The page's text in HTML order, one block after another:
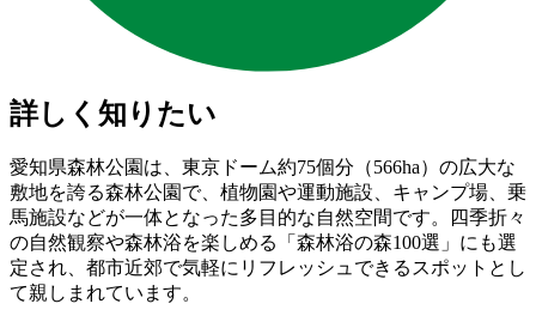
詳しく知りたい
愛知県森林公園は、東京ドーム約75個分（566ha）の広大な
敷地を誇る森林公園で、植物園や運動施設、キャンプ場、乗
馬施設などが一体となった多目的な自然空間です。四季折々
の自然観察や森林浴を楽しめる「森林浴の森100選」にも選
定され、都市近郊で気軽にリフレッシュできるスポットとし
て親しまれています。